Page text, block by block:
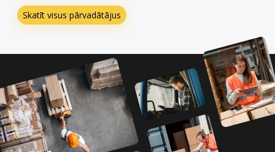
Skatīt visus pārvadātājus